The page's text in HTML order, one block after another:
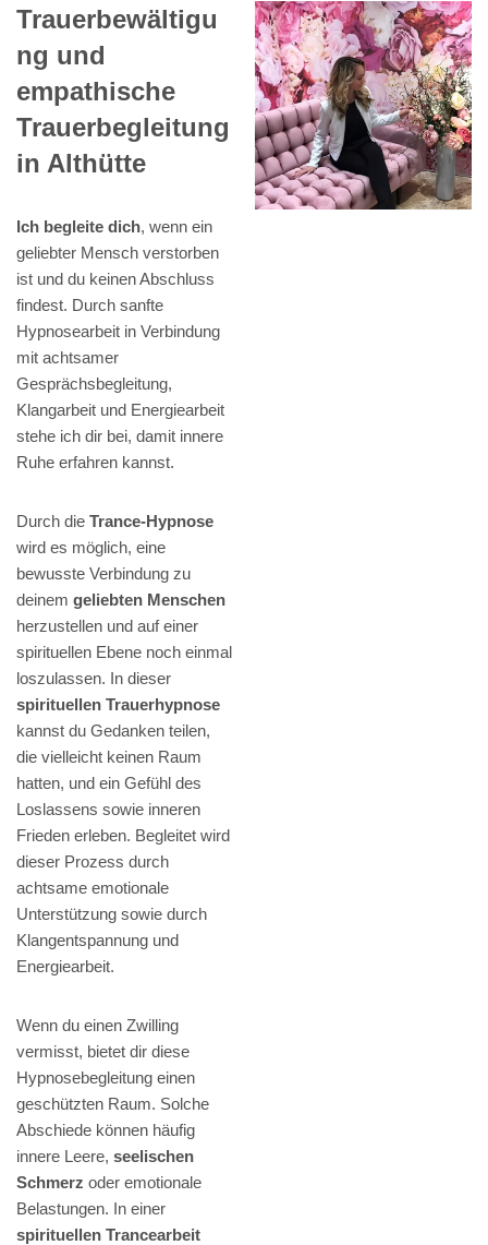
Trauerbewältigu
ng und
empathische
Trauerbegleitung
in Althütte
Ich begleite dich, wenn ein
geliebter Mensch verstorben
ist und du keinen Abschluss
findest. Durch sanfte
Hypnosearbeit in Verbindung
mit achtsamer
Gesprächsbegleitung,
Klangarbeit und Energiearbeit
stehe ich dir bei, damit innere
Ruhe erfahren kannst.
Durch die Trance-Hypnose
wird es möglich, eine
bewusste Verbindung zu
deinem geliebten Menschen
herzustellen und auf einer
spirituellen Ebene noch einmal
loszulassen. In dieser
spirituellen Trauerhypnose
kannst du Gedanken teilen,
die vielleicht keinen Raum
hatten, und ein Gefühl des
Loslassens sowie inneren
Frieden erleben. Begleitet wird
dieser Prozess durch
achtsame emotionale
Unterstützung sowie durch
Klangentspannung und
Energiearbeit.
Wenn du einen Zwilling
vermisst, bietet dir diese
Hypnosebegleitung einen
geschützten Raum. Solche
Abschiede können häufig
innere Leere, seelischen
Schmerz oder emotionale
Belastungen. In einer
spirituellen Trancearbeit